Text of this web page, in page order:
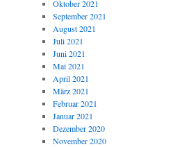
Oktober 2021
September 2021
August 2021
Juli 2021
Juni 2021
Mai 2021
April 2021
März 2021
Februar 2021
Januar 2021
Dezember 2020
November 2020